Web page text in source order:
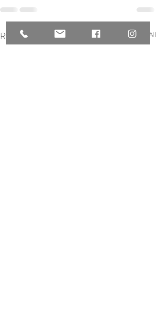
Recent Posts See All